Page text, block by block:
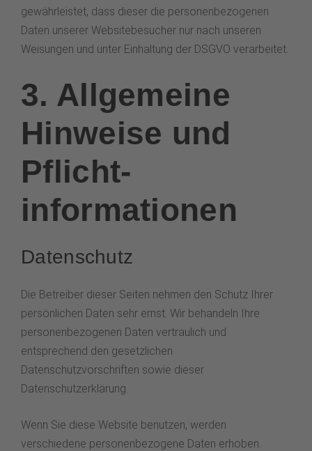
gewährleistet, dass dieser die personenbezogenen
Daten unserer Websitebesucher nur nach unseren
Weisungen und unter Einhaltung der DSGVO verarbeitet.
3. Allgemeine
Hinweise und
Pflicht­
informationen
Datenschutz
Die Betreiber dieser Seiten nehmen den Schutz Ihrer
persönlichen Daten sehr ernst. Wir behandeln Ihre
personenbezogenen Daten vertraulich und
entsprechend den gesetzlichen
Datenschutzvorschriften sowie dieser
Datenschutzerklärung.
Wenn Sie diese Website benutzen, werden
verschiedene personenbezogene Daten erhoben.